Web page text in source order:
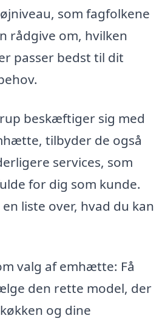
som fagfolkene
rådgive om, hvilken
passer bedst til dit
beskæftiger sig med
tilbyder de også
services, som
for dig som kunde.
liste over, hvad du kan
valg af emhætte: Få
den rette model, der
og dine